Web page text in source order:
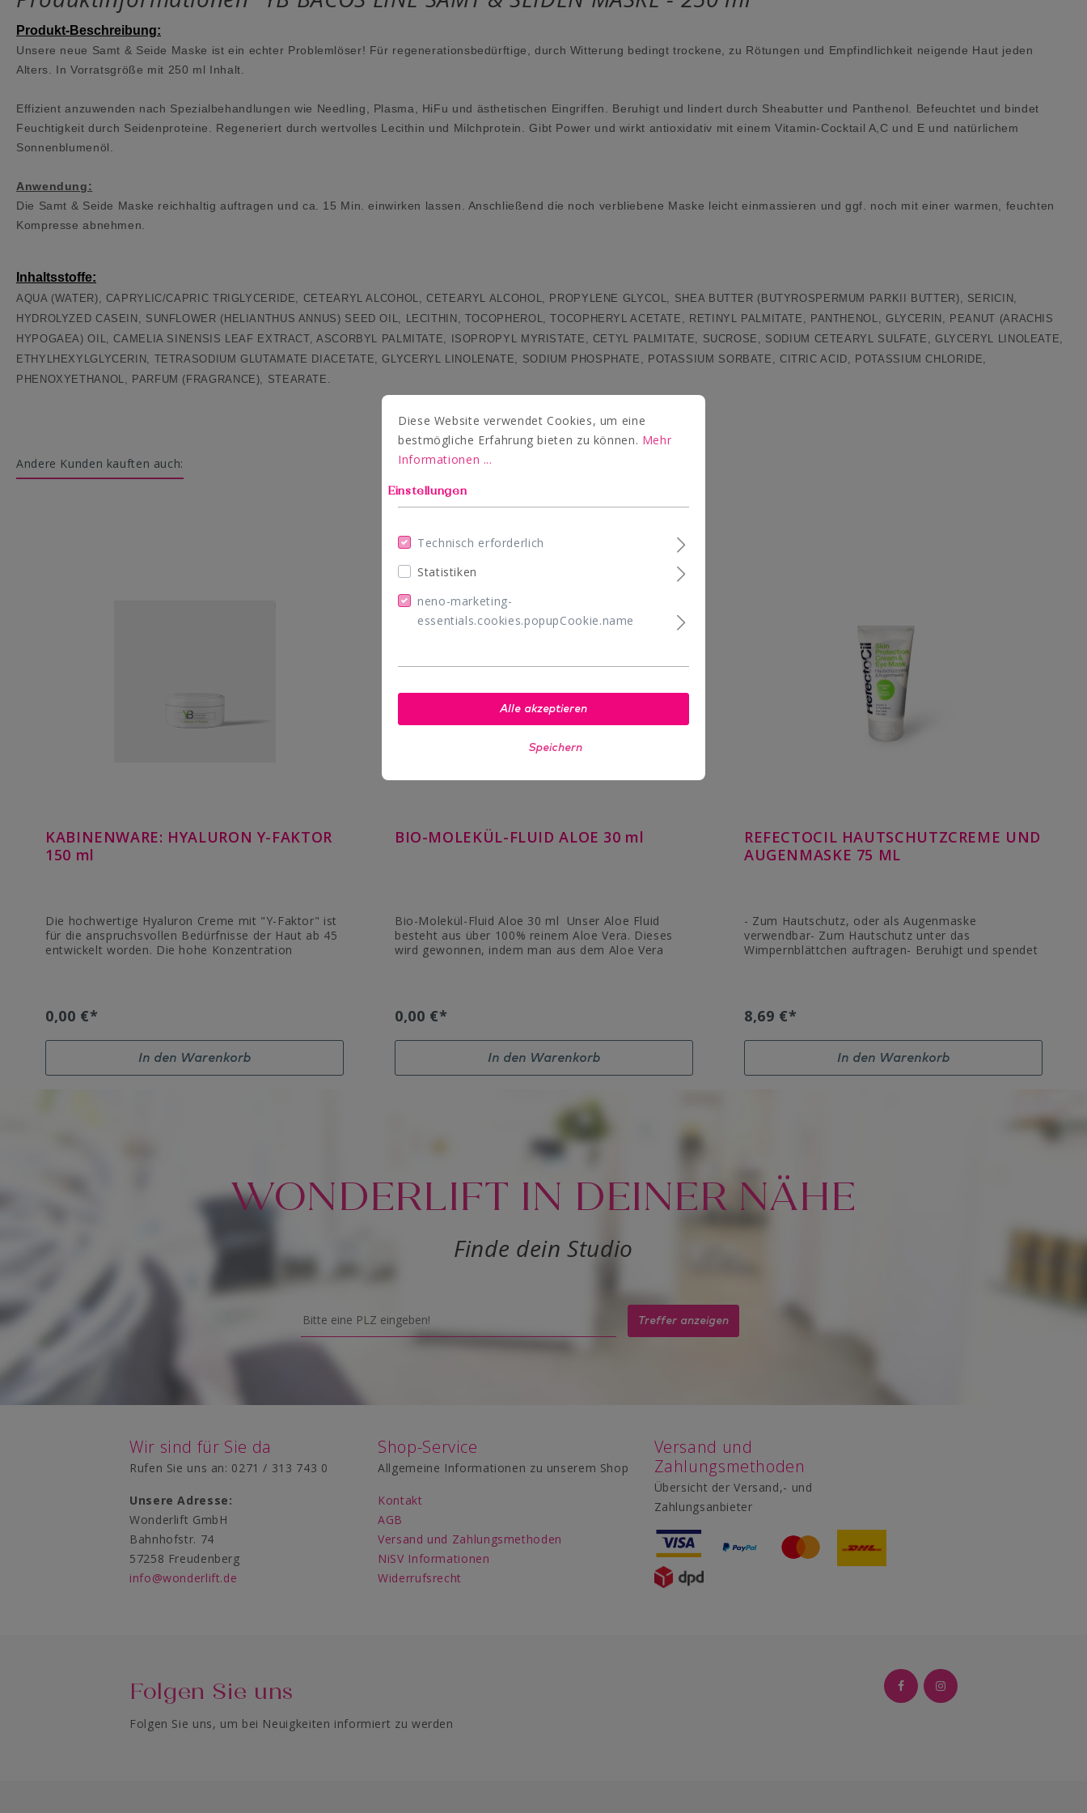
Produkt-Beschreibung:
Unsere neue Samt & Seide Maske ist ein echter Problemlöser! Für regenerationsbedürftige, durch Witterung bedingt trockene, zu Rötungen und Empfindlichkeit neigende Haut jeden
Alters. In Vorratsgröße mit 250 ml Inhalt.
Effizient anzuwenden nach Spezialbehandlungen wie Needling, Plasma, HiFu und ästhetischen Eingriffen. Beruhigt und lindert durch Sheabutter und Panthenol. Befeuchtet und bindet
Feuchtigkeit durch Seidenproteine. Regeneriert durch wertvolles Lecithin und Milchprotein. Gibt Power und wirkt antioxidativ mit einem Vitamin-Cocktail A,C und E und natürlichem
Sonnenblumenöl.
Anwendung:
Die Samt & Seide Maske reichhaltig auftragen und ca. 15 Min. einwirken lassen. Anschließend die noch verbliebene Maske leicht einmassieren und ggf. noch mit einer warmen, feuchten
Kompresse abnehmen.
Inhaltsstoffe:
AQUA (WATER), CAPRYLIC/CAPRIC TRIGLYCERIDE, CETEARYL ALCOHOL, CETEARYL ALCOHOL, PROPYLENE GLYCOL, SHEA BUTTER (BUTYROSPERMUM PARKII BUTTER), SERICIN,
HYDROLYZED CASEIN, SUNFLOWER (HELIANTHUS ANNUS) SEED OIL, LECITHIN, TOCOPHEROL, TOCOPHERYL ACETATE, RETINYL PALMITATE, PANTHENOL, GLYCERIN, PEANUT (ARACHIS
HYPOGAEA) OIL, CAMELIA SINENSIS LEAF EXTRACT, ASCORBYL PALMITATE, ISOPROPYL MYRISTATE, CETYL PALMITATE, SUCROSE, SODIUM CETEARYL SULFATE, GLYCERYL LINOLEATE,
ETHYLHEXYLGLYCERIN, TETRASODIUM GLUTAMATE DIACETATE, GLYCERYL LINOLENATE, SODIUM PHOSPHATE, POTASSIUM SORBATE, CITRIC ACID, POTASSIUM CHLORIDE,
PHENOXYETHANOL, PARFUM (FRAGRANCE), STEARATE.
Andere Kunden kauften auch:
KABINENWARE: HYALURON Y-FAKTOR
150 ml
Die hochwertige Hyaluron Creme mit "Y-Faktor" ist
für die anspruchsvollen Bedürfnisse der Haut ab 45
entwickelt worden. Die hohe Konzentration
unter anderem durch Macadamia Ternifolia Öl und
Panthenol, für einen geschmeidigen Teint. Geeignet
für: reife Haut, ab 45 JahreWirkstoffe:Aqua /
Caprylic/Capric Triglyceride / Propylene Glycol /
Cetearyl Alcohol / Glyceryl Stearate / Buxus
Chinensis / Macadamia Ternifolia SeedOil / Brassica
Butylphenyl Methylpropional / Limonene / Linalool
0,00 €*
In den Warenkorb
BIO-MOLEKÜL-FLUID ALOE 30 ml
Bio-Molekül-Fluid Aloe 30 ml Unser Aloe Fluid
besteht aus über 100% reinem Aloe Vera. Dieses
wird gewonnen, indem man aus dem Aloe Vera
Haut versorgen.Wirkstoffe: Aqua, Propylene Glycol,
Aloe Barbadensis Leaf Extract, Glycerin, Citric Acid,
Sodium Carbomer, Potassium Sorbate,
Ethylhexylglycerin, Phenoxyethanol
0,00 €*
In den Warenkorb
REFECTOCIL HAUTSCHUTZCREME UND
AUGENMASKE 75 ML
- Zum Hautschutz, oder als Augenmaske
verwendbar- Zum Hautschutz unter das
Wimpernblättchen auftragen- Beruhigt und spendet
allergenen Duftstoffen- Inhaltsstoffe: Shea Butter,
Mandelöl, Kamille, Vitamin E, D-Panthenol.
8,69 €*
In den Warenkorb
WONDERLIFT IN DEINER NÄHE
Finde dein Studio
Treffer anzeigen
Wir sind für Sie da
Rufen Sie uns an: 0271 / 313 743 0
Unsere Adresse:
Wonderlift GmbH
Bahnhofstr. 74
57258 Freudenberg
info@wonderlift.de
Shop-Service
Allgemeine Informationen zu unserem Shop
Kontakt
AGB
Versand und Zahlungsmethoden
NiSV Informationen
Widerrufsrecht
Versand und
Zahlungsmethoden
Übersicht der Versand,- und
Zahlungsanbieter
Folgen Sie uns
Folgen Sie uns, um bei Neuigkeiten informiert zu werden
Diese Website verwendet Cookies, um eine
bestmögliche Erfahrung bieten zu können. Mehr
Informationen ...
Einstellungen
Technisch erforderlich
Statistiken
neno-marketing-
essentials.cookies.popupCookie.name
Alle akzeptieren
Speichern